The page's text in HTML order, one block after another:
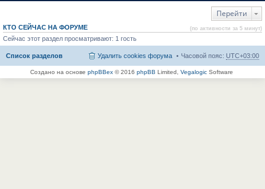
Перейти
КТО СЕЙЧАС НА ФОРУМЕ (по активности за 5 минут)
Сейчас этот раздел просматривают: 1 гость
Список разделов Часовой пояс: UTC+03:00
Удалить cookies форума
Создано на основе phpBBex© 2016 phpBB Limited, VegalogicSoftware